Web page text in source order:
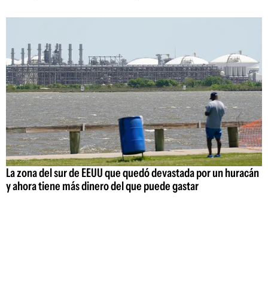
La zona del sur de EEUU que quedó devastada por un huracán
y ahora tiene más dinero del que puede gastar